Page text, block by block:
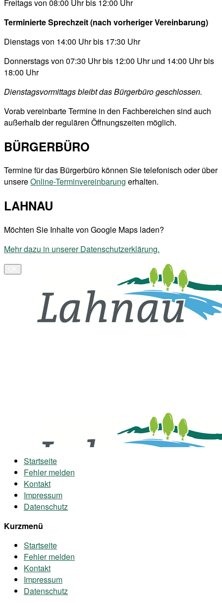
Freitags von 08:00 Uhr bis 12:00 Uhr
Terminierte Sprechzeit (nach vorheriger Vereinbarung)
Dienstags von 14:00 Uhr bis 17:30 Uhr
Donnerstags von 07:30 Uhr bis 12:00 Uhr und 14:00 Uhr bis
18:00 Uhr
Dienstagsvormittags bleibt das Bürgerbüro geschlossen.
Vorab vereinbarte Termine in den Fachbereichen sind auch
außerhalb der regulären Öffnungszeiten möglich.
BÜRGERBÜRO
Termine für das Bürgerbüro können Sie telefonisch oder über
unsereOnline-Terminvereinbarung erhalten.
LAHNAU
Möchten Sie Inhalte von Google Maps laden?
Mehr dazu in unserer Datenschutzerklärung.
Startseite
Fehler melden
Kontakt
Impressum
Datenschutz
Kurzmenü
Startseite
Fehler melden
Kontakt
Impressum
Datenschutz